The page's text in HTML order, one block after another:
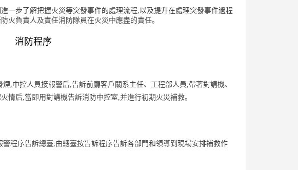
一步了解把握火災等突發事件的處理流程,以及提升在處理突發事件過程
火負責人及責任消防隊員在火災中應盡的責任。
消防程序
,中控人員接報警后,告訴前廳客戶關系主任、工程部人員,帶著對講機、
情后,當即用對講機告訴消防中控室,并進行初期火災補救。
程序告訴總臺,由總臺按告訴程序告訴各部門和領導到現場安排補救作